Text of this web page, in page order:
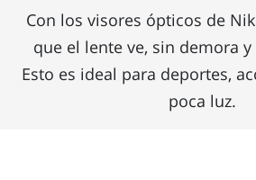
Con los visores ópticos de
que el lente ve, sin demora
Esto es ideal para deportes,
poca luz.